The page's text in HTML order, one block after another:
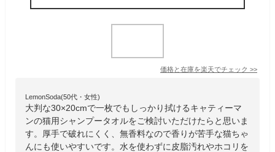
価格と在庫を楽天でチェック >>
LemonSoda(50代・女性)
大判な30×20cmで一枚でもしっかり拭けるキャティーマ
ンの猫用シャンプータオルをご検討いただけたらと思いま
す。厚手で破れにくく、無香料なので香りが苦手な猫ちゃ
んにも使いやすいです。水を使わずに皮脂汚れやホコリを